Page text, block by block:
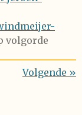
volgorde
Volgende »